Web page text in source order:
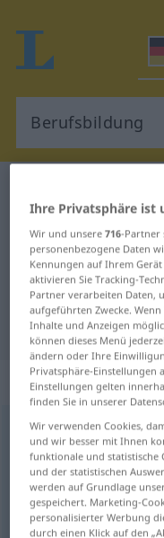
Deutsch-
Übersetzung
Berufsbildungf
Übersicht aller
(Für mehr Details die
vocational training
Ihre Privatsphäre ist
Wir und unsere716-Partner
personenbezogene Daten
Kennungen auf Ihrem
aktivieren Sie Tracking-
Partner verarbeiten Daten,
aufgeführten Zwecke.
Inhalte und Anzeigen
können dieses Menü
ändern oder Ihre
Privatsphäre-Einstellungen
Einstellungen gelten
finden Sie in unserer
Wir verwenden Cookies,
und wir besser mit Ihnen
funktionale und statistische
und der statistischen
werden auf Grundlage
gespeichert. Marketing-
personalisierter Werbung
durch einen Klick auf den